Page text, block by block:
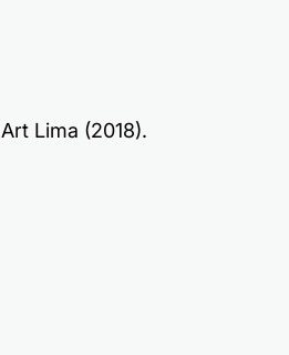
Art Lima (2018).